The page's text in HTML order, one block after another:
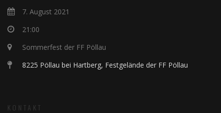
7. August 2021
21:00
Sommerfest der FF Pöllau
8225 Pöllau bei Hartberg, Festgelände der FF Pöllau
KONTAKT